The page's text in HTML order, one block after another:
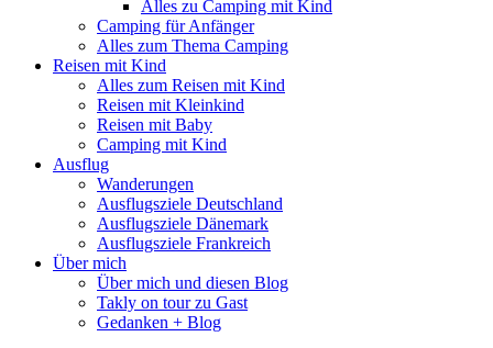
Alles zu Camping mit Kind
Camping für Anfänger
Alles zum Thema Camping
Reisen mit Kind
Alles zum Reisen mit Kind
Reisen mit Kleinkind
Reisen mit Baby
Camping mit Kind
Ausflug
Wanderungen
Ausflugsziele Deutschland
Ausflugsziele Dänemark
Ausflugsziele Frankreich
Über mich
Über mich und diesen Blog
Takly on tour zu Gast
Gedanken + Blog